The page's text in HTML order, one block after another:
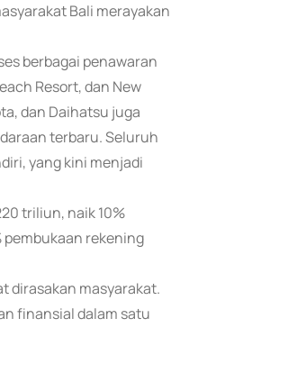
Bali merayakan
berbagai penawaran
Resort, dan New
dan Daihatsu juga
terbaru. Seluruh
yang kini menjadi
triliun, naik 10%
pembukaan rekening
dirasakan masyarakat.
finansial dalam satu